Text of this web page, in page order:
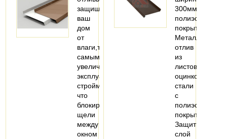
защищают
ваш
дом
от
влаги,тем
самым
увеличивают
эксплуатацию
стройматериалов,потому
что
блокируют
щели
между
окном
300мм;
полиэстеровое
покрытие
Металлический
отлив
из
листовой
оцинкованной
стали
с
полиэстеровым
покрытием.
Защитный
слой